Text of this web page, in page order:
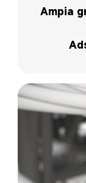
Ampia